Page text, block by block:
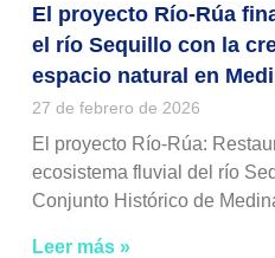
El proyecto Río-Rúa
el río Sequillo con la
espacio natural en
27 de febrero de 2026
El proyecto Río-Rúa:
ecosistema fluvial del río
Conjunto Histórico de
Leer más »